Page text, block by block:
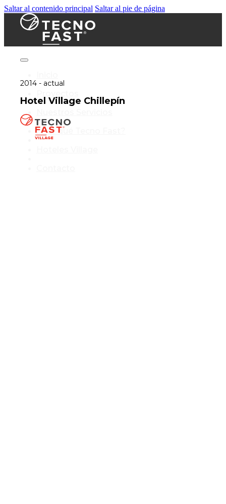
Saltar al contenido principal Saltar al pie de página
¿Por qué Tecno Fast?
2014 - actual
Hotel Village Chillepín